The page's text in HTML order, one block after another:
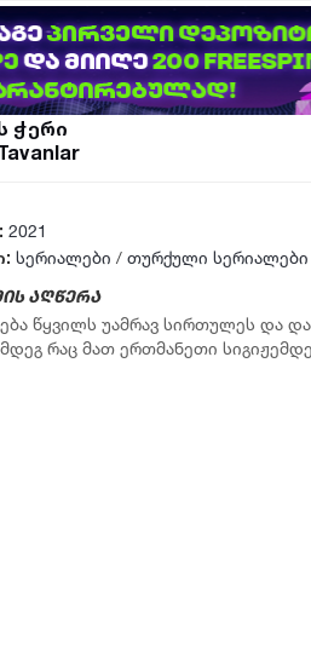
▶ სერია 7
ფლეიერი
▶ სერია 8
▶ სერია 10
▶ სერია
ფლეიერი 2
ჭერი
2021
სერიალები / თურქული სერიალები
აღწერა
წყვილს უამრავ სირთულეს და
რაც მათ ერთმანეთი